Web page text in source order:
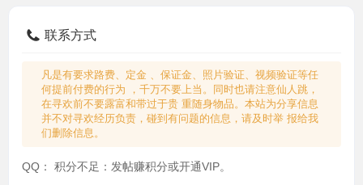
联系方式
凡是有要求路费、定金 、保证金、照片验证、视频验证等任
何提前付费的行为 ，千万不要上当。同时也请注意仙人跳，
在寻欢前不要露富和带过于贵 重随身物品。本站为分享信息
并不对寻欢经历负责，碰到有问题的信息，请及时举 报给我
们删除信息。
QQ： 积分不足：发帖赚积分或开通VIP。